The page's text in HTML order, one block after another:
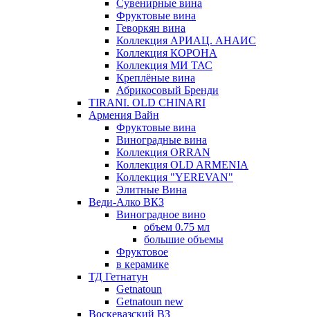
Сувенирные вина
Фруктовые вина
Геворкян вина
Коллекция АРИАЦ. АНАИС
Коллекция КОРОНА
Коллекция МИ ТАС
Креплёные вина
Абрикосовый Бренди
TIRANI. OLD CHINARI
Армения Вайн
Фруктовые вина
Виноградные вина
Коллекция ORRAN
Коллекция OLD ARMENIA
Коллекция "YEREVAN"
Элитные Вина
Веди-Алко ВКЗ
Виноградное вино
объем 0.75 мл
большие объемы
Фруктовое
в керамике
ТД Гетнатун
Getnatoun
Getnatoun new
Воскевазский ВЗ